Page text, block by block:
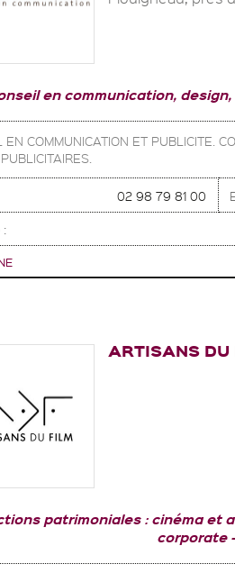
en communication,
EN COMMUNICATION ET PUBLICITE.
02 98 79 81 00
:
ARTISANS DU
patrimoniales : cinéma et
corporate